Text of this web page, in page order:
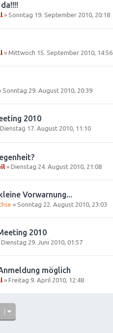
» Sonntag 19. September 2010, 20:18
» Mittwoch 15. September 2010, 14:56
Sonntag 29. August 2010, 20:39
2010
Dienstag 17. August 2010, 11:10
» Dienstag 24. August 2010, 21:08
Vorwarnung...
» Sonntag 22. August 2010, 23:03
2010
Dienstag 29. Juni 2010, 01:57
möglich
» Freitag 9. April 2010, 12:48